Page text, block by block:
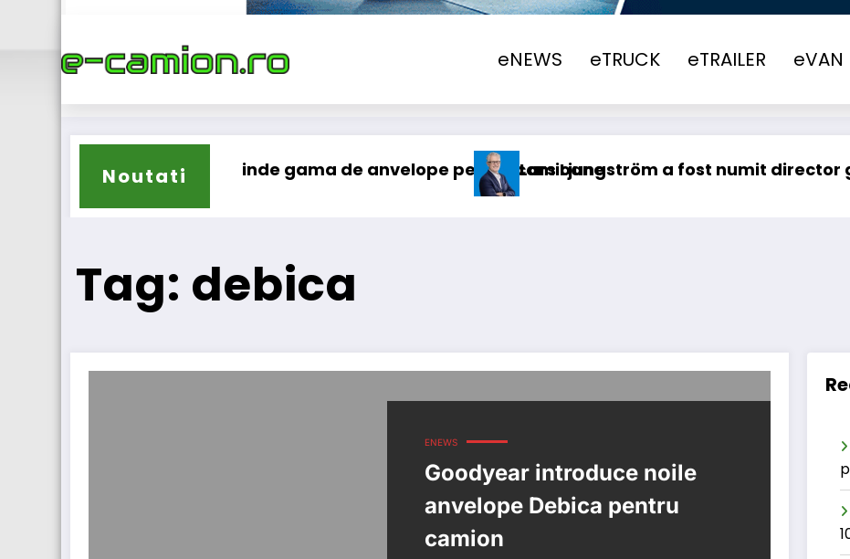
eNEWS eTRUCK eTRAILER eVAN
Noutati
își extinde gama de anvelope pentru camioaneLars Ljungström a fost numit director general (CFO)
IVECO
Tag: debica
ENEWS
Goodyear introduce noile
anvelope Debica pentru
camion